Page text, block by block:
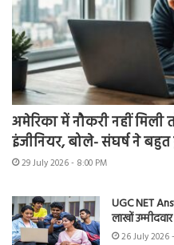
अमेरिका में नौकरी नहीं मिली
इंजीनियर, बोले- संघर्ष ने
29 July 2026 - 8:00 PM
UGC NET
लाखों
26 July 2026